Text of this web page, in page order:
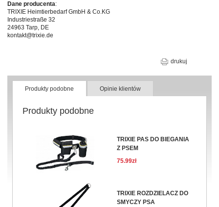
Dane producenta:
TRIXIE Heimtierbedarf GmbH & Co.KG
Industriestraße 32
24963 Tarp, DE
kontakt@trixie.de
drukuj
Produkty podobne Opinie klientów
Produkty podobne
TRIXIE PAS DO BIEGANIA
Z PSEM
75.99zł
TRIXIE ROZDZIELACZ DO
SMYCZY PSA